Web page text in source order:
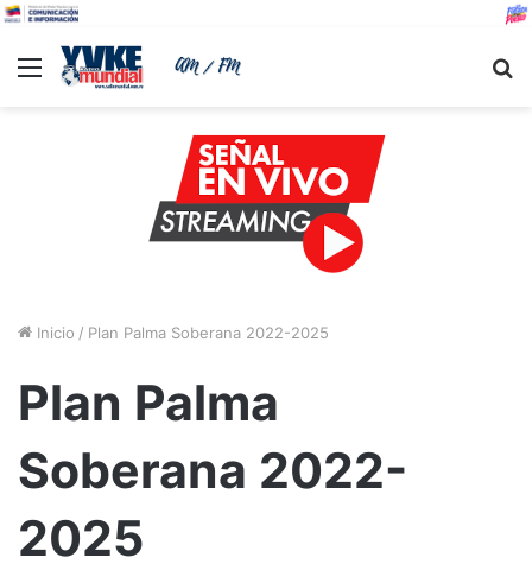
Menu
Inicio / Plan Palma Soberana 2022-2025
Plan Palma
Soberana 2022-
2025